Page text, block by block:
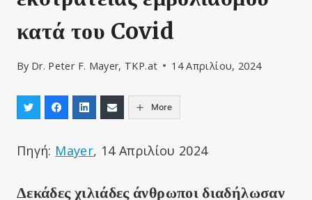
κατά του Covid
By Dr. Peter F. Mayer, TKP.at 14 Απριλίου, 2024
More
Πηγή: Mayer, 14 Απριλίου 2024
Δεκάδες χιλιάδες άνθρωποι διαδήλωσαν